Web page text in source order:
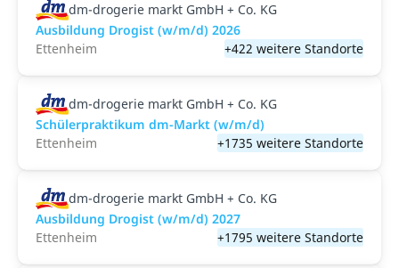
dm-drogerie markt GmbH + Co. KG
Ausbildung Drogist (w/m/d) 2026
Ettenheim
+422 weitere Standorte
dm-drogerie markt GmbH + Co. KG
Schülerpraktikum dm-Markt (w/m/d)
Ettenheim
+1735 weitere Standorte
dm-drogerie markt GmbH + Co. KG
Ausbildung Drogist (w/m/d) 2027
Ettenheim
+1795 weitere Standorte